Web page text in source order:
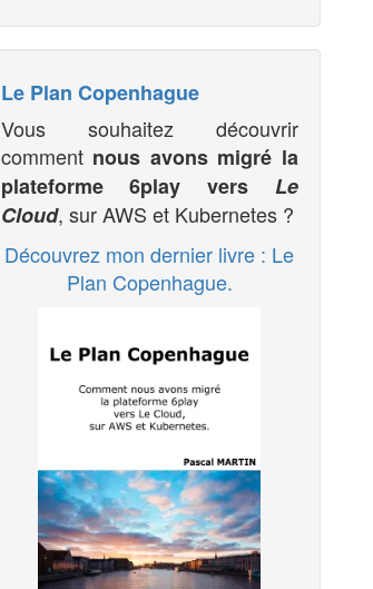
Le Plan Copenhague
Vous souhaitez découvrir
comment nous avons migré la
plateforme 6play vers Le
Cloud, sur AWS et Kubernetes ?
Découvrez mon dernier livre : Le
Plan Copenhague.